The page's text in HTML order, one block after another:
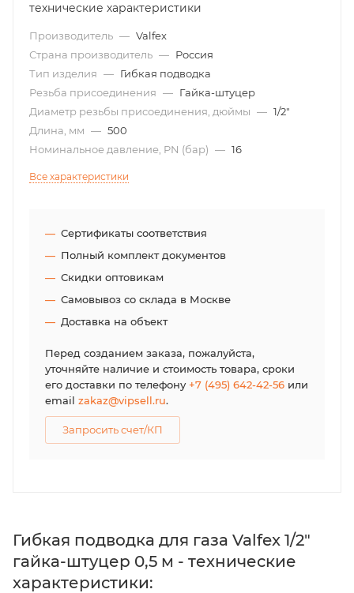
технические характеристики
Производитель — Valfex
Страна производитель — Россия
Тип изделия — Гибкая подводка
Резьба присоединения — Гайка-штуцер
Диаметр резьбы присоединения, дюймы — 1/2"
Длина, мм — 500
Номинальное давление, PN (бар) — 16
Все характеристики
Сертификаты соответствия
Полный комплект документов
Скидки оптовикам
Самовывоз со склада в Москве
Доставка на объект
Перед созданием заказа, пожалуйста,
уточняйте наличие и стоимость товара, сроки
его доставки по телефону+7 (495) 642-42-56 или
email zakaz@vipsell.ru.
Запросить счет/КП
Гибкая подводка для газа Valfex 1/2"
гайка-штуцер 0,5 м - технические
характеристики: